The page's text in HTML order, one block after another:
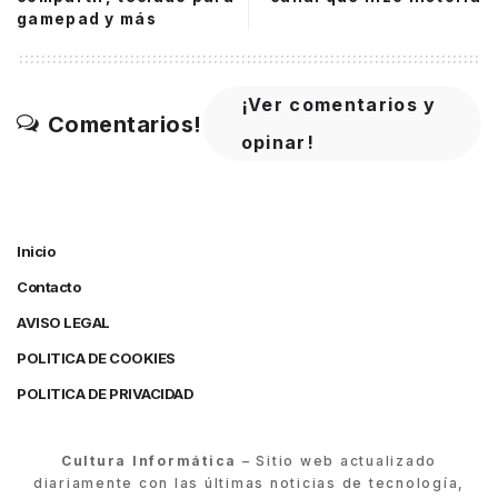
gamepad y más
Comentarios!
¡Ver comentarios y
opinar!
Inicio
Contacto
AVISO LEGAL
POLITICA DE COOKIES
POLITICA DE PRIVACIDAD
Cultura Informática – Sitio web actualizado
diariamente con las últimas noticias de tecnología,